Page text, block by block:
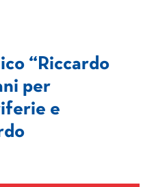
“Riccardo
per
e